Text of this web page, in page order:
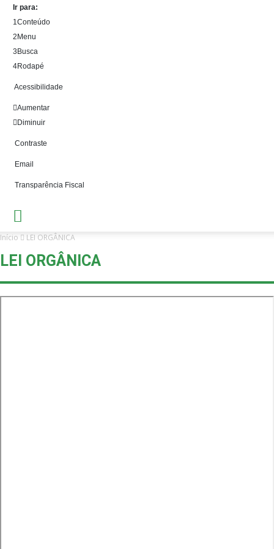
Ir para:
1Conteúdo
2 Menu
3 Busca
4Rodapé
Acessibilidade
Aumentar
Diminuir
Contraste
Email
Transparência Fiscal
Início LEI ORGÂNICA
LEI ORGÂNICA